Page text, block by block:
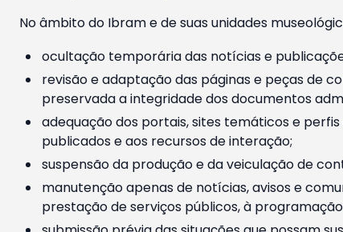
No âmbito do Ibram e de suas unidades
ocultação temporária das notícias e
revisão e adaptação das páginas e peças de
preservada a integridade dos documentos
adequação dos portais, sites temáticos e
publicados e aos recursos de interação;
suspensão da produção e da veiculação de
manutenção apenas de notícias, avisos e
prestação de serviços públicos, à